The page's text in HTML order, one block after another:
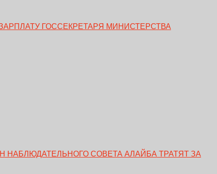
ГОССЕКРЕТАРЯ МИНИСТЕРСТВА
СОВЕТА АЛАЙБА ТРАТЯТ ЗА